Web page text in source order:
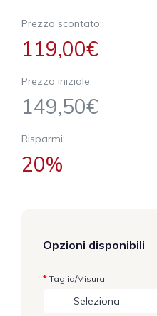
Prezzo scontato:
119,00€
Prezzo iniziale:
149,50€
Risparmi:
20%
Opzioni disponibili
Taglia/Misura